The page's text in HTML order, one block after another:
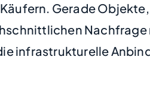
Gerade
Nachfrage
infrastrukturelle